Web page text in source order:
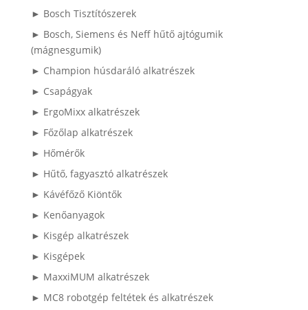
► Bosch Tisztítószerek
► Bosch, Siemens és Neff hűtő ajtógumik
(mágnesgumik)
► Champion húsdaráló alkatrészek
► Csapágyak
► ErgoMixx alkatrészek
► Főzőlap alkatrészek
► Hőmérők
► Hűtő, fagyasztó alkatrészek
► Kávéfőző Kiöntők
► Kenőanyagok
► Kisgép alkatrészek
► Kisgépek
► MaxxiMUM alkatrészek
► MC8 robotgép feltétek és alkatrészek